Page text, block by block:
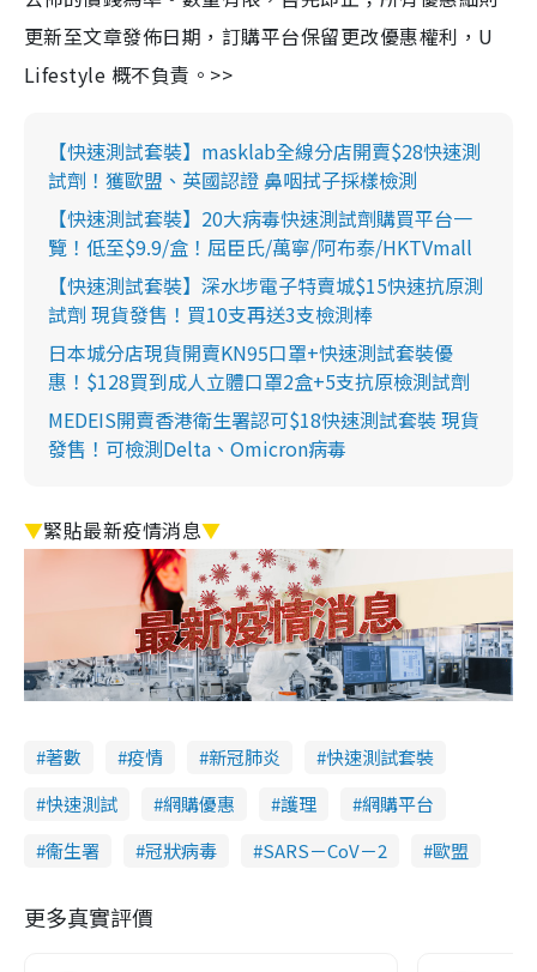
更新至文章發佈日期，訂購平台保留更改優惠權利，U
Lifestyle 概不負責。>>
【快速測試套裝】masklab全線分店開賣$28快速測
試劑！獲歐盟、英國認證 鼻咽拭子採樣檢測
【快速測試套裝】20大病毒快速測試劑購買平台一
覽！低至$9.9/盒！屈臣氏/萬寧/阿布泰/HKTVmall
【快速測試套裝】深水埗電子特賣城$15快速抗原測
試劑 現貨發售！買10支再送3支檢測棒
日本城分店現貨開賣KN95口罩+快速測試套裝優
惠！$128買到成人立體口罩2盒+5支抗原檢測試劑
MEDEIS開賣香港衛生署認可$18快速測試套裝 現貨
發售！可檢測Delta、Omicron病毒
▼緊貼最新疫情消息▼
著數 疫情 新冠肺炎
快速測試套裝
快速測試
網購優惠 護理
網購平台
衞生署
冠狀病毒 SARS－CoV－2 歐盟
更多真實評價